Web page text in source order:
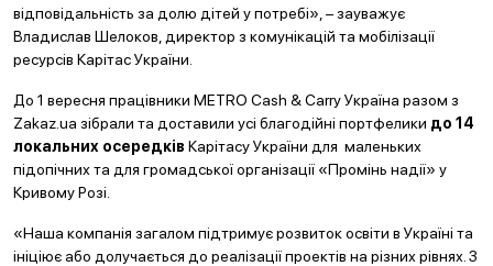
відповідальність за долю дітей у потребі», – зауважує
Владислав Шелоков, директор з комунікацій та мобілізації
ресурсів Карітас України.
До 1 вересня працівники METRO Cash & Carry Україна разом з
Zakaz.ua зібрали та доставили усі благодійні портфелики до 14
локальних осередків Карітасу України для маленьких
підопічних та для громадської організації «Промінь надії» у
Кривому Розі.
«Наша компанія загалом підтримує розвиток освіти в Україні та
ініціює або долучається до реалізації проектів на різних рівнях. З